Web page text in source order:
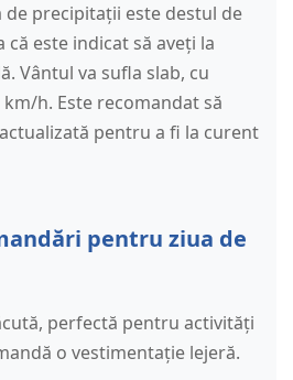
de precipitații este destul de
că este indicat să aveți la
Vântul va sufla slab, cu
h. Este recomandat să
pentru a fi la curent
pentru ziua de
perfectă pentru activități
o vestimentație lejeră.